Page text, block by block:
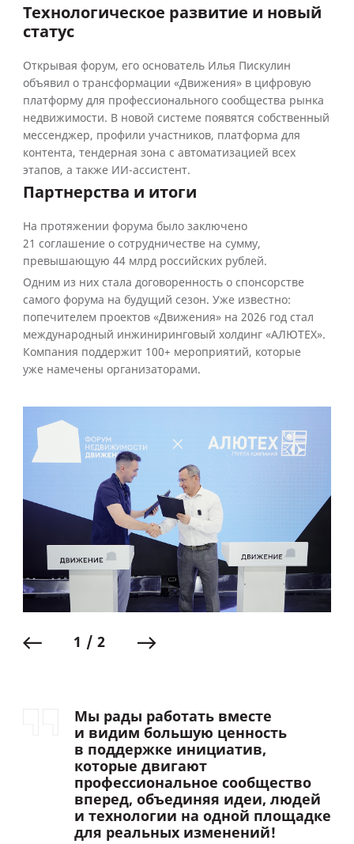
Технологическое развитие и новый
статус
Открывая форум, его основатель Илья Пискулин
объявил о трансформации «Движения» в цифровую
платформу для профессионального сообщества рынка
недвижимости. В новой системе появятся собственный
мессенджер, профили участников, платформа для
контента, тендерная зона с автоматизацией всех
этапов, а также ИИ-ассистент.
Партнерства и итоги
На протяжении форума было заключено
21 соглашение о сотрудничестве на сумму,
превышающую 44 млрд российских рублей.
Одним из них стала договоренность о спонсорстве
самого форума на будущий сезон. Уже известно:
попечителем проектов «Движения» на 2026 год стал
международный инжиниринговый холдинг «АЛЮТЕХ».
Компания поддержит 100+ мероприятий, которые
уже намечены организаторами.
1 / 2
Мы рады работать вместе
и видим большую ценность
в поддержке инициатив,
которые двигают
профессиональное сообщество
вперед, объединяя идеи, людей
и технологии на одной площадке
для реальных изменений!